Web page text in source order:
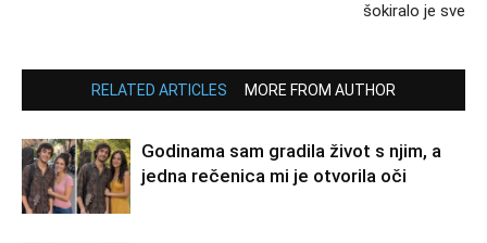
šokiralo je sve
RELATED ARTICLES MORE FROM AUTHOR
Godinama sam gradila život s njim, a
jedna rečenica mi je otvorila oči